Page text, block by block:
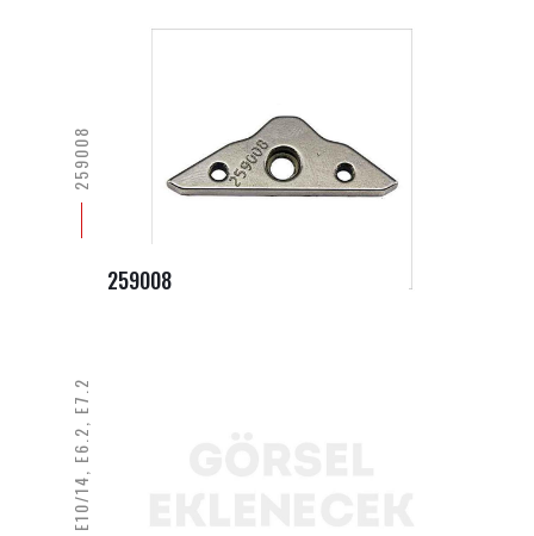
259008
259008
255021 E10/14, E6.2, E7.2